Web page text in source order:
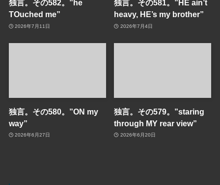
独言。その582。”he
TOuched me”
2026年7月11日
独言。その581。”HE ain’t
heavy, HE’s my brother”
2026年7月4日
独言。その580。”ON my
way”
2026年6月27日
独言。その579。”staring
through MY rear view”
2026年6月20日